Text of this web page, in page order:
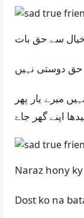
سے حق بات
حق دوستی نہیں
میرے یار پھر
اپنے گھر جاۓ
Naraz hony
Dost ko na